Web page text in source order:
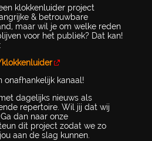
klokkenluider project
& betrouwbare
maar wil je om welke reden
voor het publiek? Dat kan!
onafhankelijk kanaal!
dagelijks nieuws als
repertoire. Wil jij dat wij
dan naar onze
dit project zodat we zo
aan de slag kunnen.